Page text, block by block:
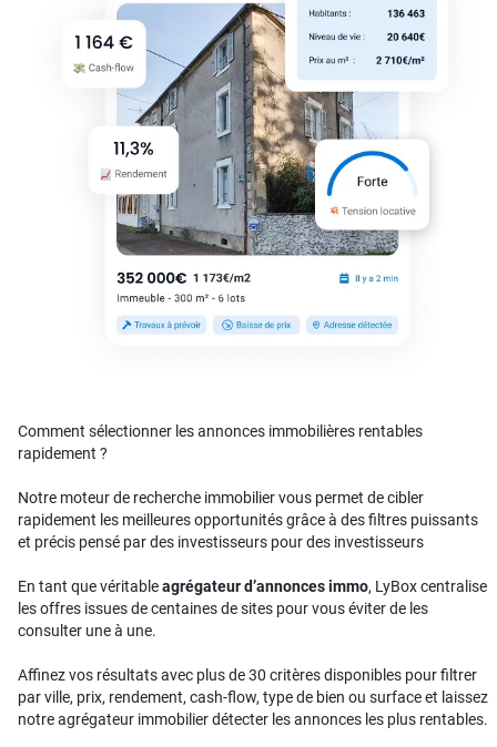
Comment sélectionner les annonces immobilières rentables
rapidement ?
Notre moteur de recherche immobilier vous permet de cibler
rapidement les meilleures opportunités grâce à des filtres puissants
et précis pensé par des investisseurs pour des investisseurs
En tant que véritableagrégateur d’annonces immo, LyBox centralise
les offres issues de centaines de sites pour vous éviter de les
consulter une à une.
Affinez vos résultats avec plus de 30 critères disponibles pour filtrer
par ville, prix, rendement, cash-flow, type de bien ou surface et laissez
notre agrégateur immobilier détecter les annonces les plus rentables.